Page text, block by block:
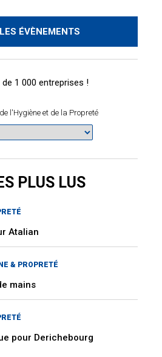
ÉVÈNEMENTS
l'Hygiène et de la Propreté
PLUS LUS
Atalian
& PROPRETÉ
mains
pour Derichebourg